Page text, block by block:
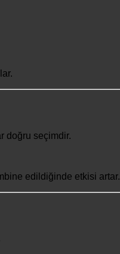
doğru seçimdir.
edildiğinde etkisi artar.